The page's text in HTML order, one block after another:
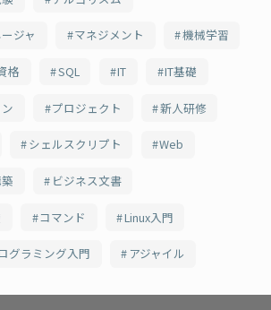
ジャ マネジメント 機械学習
格 SQL IT IT基礎
プロジェクト 新人研修
シェルスクリプト Web
ビジネス文書
コマンド Linux入門
グラミング入門 アジャイル